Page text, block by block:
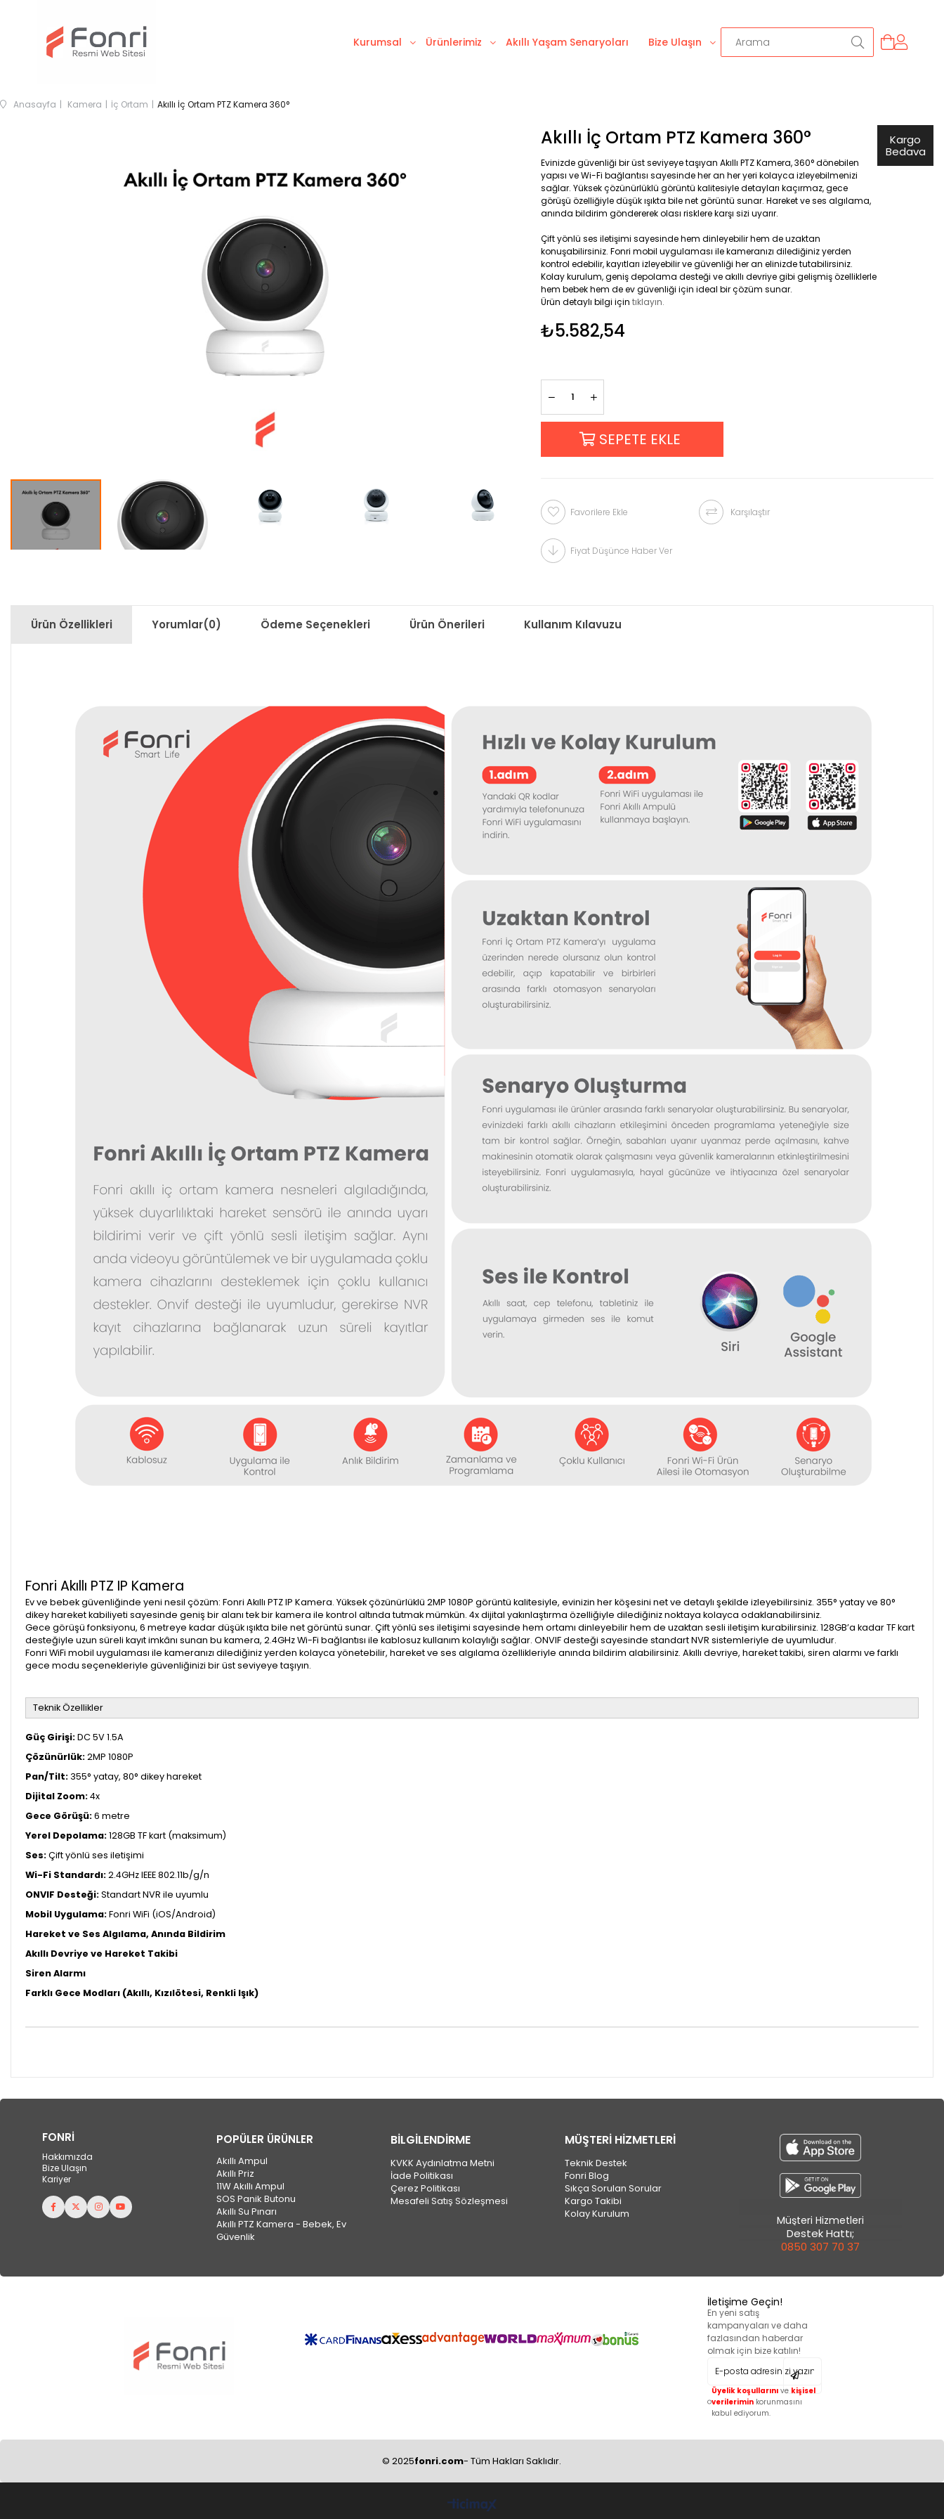
Kurumsal Ürünlerimiz Akıllı Yaşam Senaryoları Bize Ulaşın
Anasayfa Kamera İç Ortam Akıllı İç Ortam PTZ Kamera 360°
Akıllı İç Ortam PTZ Kamera 360°
Evinizde güvenliği bir üst seviyeye taşıyan Akıllı PTZ Kamera, 360° dönebilen
yapısı ve Wi-Fi bağlantısı sayesinde her an her yeri kolayca izleyebilmenizi
sağlar. Yüksek çözünürlüklü görüntü kalitesiyle detayları kaçırmaz, gece
görüşü özelliğiyle düşük ışıkta bile net görüntü sunar. Hareket ve ses algılama,
anında bildirim göndererek olası risklere karşı sizi uyarır.
Çift yönlü ses iletişimi sayesinde hem dinleyebilir hem de uzaktan
konuşabilirsiniz. Fonri mobil uygulaması ile kameranızı dilediğiniz yerden
kontrol edebilir, kayıtları izleyebilir ve güvenliği her an elinizde tutabilirsiniz.
Kolay kurulum, geniş depolama desteği ve akıllı devriye gibi gelişmiş özelliklerle
hem bebek hem de ev güvenliği için ideal bir çözüm sunar.
Ürün detaylı bilgi için tıklayın.
₺5.582,54
Kargo
Bedava
Favorilere Ekle Karşılaştır
Fiyat Düşünce Haber Ver
Ürün Özellikleri Yorumlar(0) Ödeme Seçenekleri Ürün Önerileri Kullanım Kılavuzu
Fonri Akıllı PTZ IP Kamera
Ev ve bebek güvenliğinde yeni nesil çözüm: Fonri Akıllı PTZ IP Kamera. Yüksek çözünürlüklü 2MP 1080P görüntü kalitesiyle, evinizin her köşesini net ve detaylı şekilde izleyebilirsiniz. 355° yatay ve 80°
dikey hareket kabiliyeti sayesinde geniş bir alanı tek bir kamera ile kontrol altında tutmak mümkün. 4x dijital yakınlaştırma özelliğiyle dilediğiniz noktaya kolayca odaklanabilirsiniz.
Gece görüşü fonksiyonu, 6 metreye kadar düşük ışıkta bile net görüntü sunar. Çift yönlü ses iletişimi sayesinde hem ortamı dinleyebilir hem de uzaktan sesli iletişim kurabilirsiniz. 128GB’a kadar TF kart
desteğiyle uzun süreli kayıt imkânı sunan bu kamera, 2.4GHz Wi-Fi bağlantısı ile kablosuz kullanım kolaylığı sağlar. ONVIF desteği sayesinde standart NVR sistemleriyle de uyumludur.
Fonri WiFi mobil uygulaması ile kameranızı dilediğiniz yerden kolayca yönetebilir, hareket ve ses algılama özellikleriyle anında bildirim alabilirsiniz. Akıllı devriye, hareket takibi, siren alarmı ve farklı
gece modu seçenekleriyle güvenliğinizi bir üst seviyeye taşıyın.
Teknik Özellikler
Güç Girişi:DC 5V 1.5A
Çözünürlük:2MP 1080P
Pan/Tilt: 355° yatay, 80° dikey hareket
Dijital Zoom:4x
Gece Görüşü:6 metre
Yerel Depolama:128GB TF kart (maksimum)
Ses:Çift yönlü ses iletişimi
Wi-Fi Standardı:2.4GHz IEEE 802.11b/g/n
ONVIF Desteği:Standart NVR ile uyumlu
Mobil Uygulama:Fonri WiFi (iOS/Android)
Hareket ve Ses Algılama, Anında Bildirim
Akıllı Devriye ve Hareket Takibi
Siren Alarmı
Farklı Gece Modları (Akıllı, Kızılötesi, Renkli Işık)
FONRİ
Hakkımızda
Bize Ulaşın
Kariyer
POPÜLER ÜRÜNLER
Akıllı Ampul
Akıllı Priz
11W Akıllı Ampul
SOS Panik Butonu
Akıllı Su Pınarı
Akıllı PTZ Kamera - Bebek, Ev
Güvenlik
BİLGİLENDİRME
KVKK Aydınlatma Metni
İade Politikası
Çerez Politikası
Mesafeli Satış Sözleşmesi
MÜŞTERİ HİZMETLERİ
Teknik Destek
Fonri Blog
Sıkça Sorulan Sorular
Kargo Takibi
Kolay Kurulum
Müşteri Hizmetleri
Destek Hattı;
0850 307 70 37
İletişime Geçin!
En yeni satış
kampanyaları ve daha
fazlasından haberdar
olmak için bize katılın!
Üyelik koşullarınıve kişisel
verileriminkorunmasını
kabul ediyorum.
© 2025fonri.com- Tüm Hakları Saklıdır.